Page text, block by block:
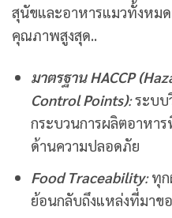
สุนัขและอาหารแมวทั้งหม
คุณภาพสูงสุด..
มาตรฐานHACCP
Control Points):ระบบ
กระบวนการผลิตอาหา
ด้านความปลอดภัย
Food Traceability:ทุก
ย้อนกลับถึงแหล่งที่มาข